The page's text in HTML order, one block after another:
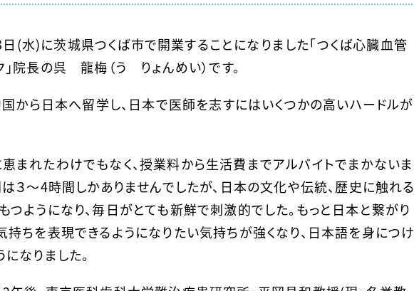
(水)に茨城県つくば市で開業することになりました「つくば心臓血管
院長の呉 龍梅（う りょんめい）です。
から日本へ留学し、日本で医師を志すにはいくつかの高いハードルが
まれたわけでもなく、授業料から生活費までアルバイトでまかないま
３〜4時間しかありませんでしたが、日本の文化や伝統、歴史に触れる
つようになり、毎日がとても新鮮で刺激的でした。もっと日本と繋がり
持ちを表現できるようになりたい気持ちが強くなり、日本語を身につけ
なりました。